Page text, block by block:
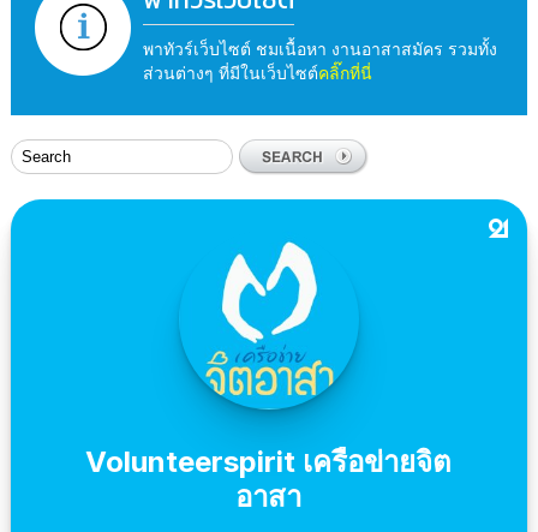
พาทัวร์เว็บไซต์ ชมเนื้อหา งานอาสาสมัคร รวมทั้ง
ส่วนต่างๆ ที่มีในเว็บไซต์คลิ๊กที่นี่